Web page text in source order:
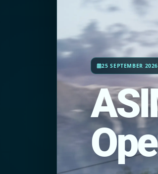
25 SEPTEMBER 2026